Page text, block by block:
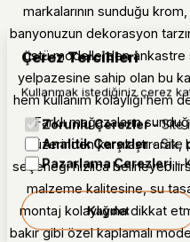
markalarının sunduğu
banyonuzun dekorasyon
üstü modellerden ankastre
yelpazesine sahip olan bu
hem kullanım kolaylığı hem
Farklı mağazaların
üzerinden
seçeneği hızlıca
malzeme kalitesine, su
montaj kolaylığına dikkat
bakır gibi özel kaplamalı
Çerez Tercihleri
Kullanmak istediğiniz çerez
Zorunlu Çerezler- Site
Analitik Çerezler- Site
Pazarlama Çerezleri-
Kaydet